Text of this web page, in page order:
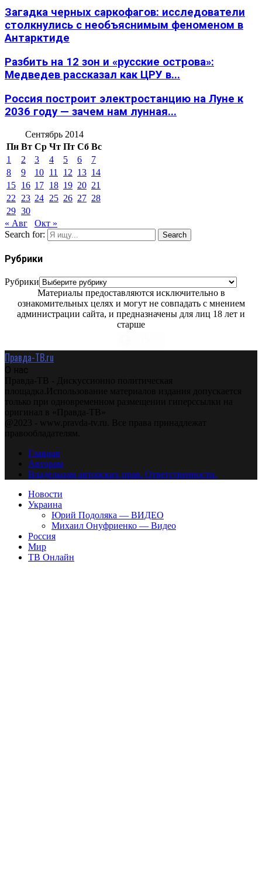
Загадка черных саркофагов: исследователи
столкнулись с необъяснимым феноменом в
Антарктиде
Разбить на 12 зон и «русские острова»:
Медведев рассказал как ЦРУ в...
Россия построит электростанцию на Луне к
2036 году — зачем нам лунная...
Сентябрь 2014
Пн Вт Ср Чт Пт Сб Вс
1
2 3 4 5 6
7
8
9 10 11 12 13 14
15 16 17 18 19 20 21
22
23 24 25 26 27 28
29 30
« Авг
Окт »
Search for:
Search
Рубрики
Рубрики
Материалы предоставляются исключительно в
ознакомительных целях и могут не совпадать с мнением
администрации сайта, и предназначены для лиц 18 лет и
старше
Правда-ТВ.ru
О нас
Правда-ТВ - Дискуссионно политическая
площадка.Использование материалов издания допускается
только при одновременном размещении гиперссылки на
оригинал в «Правда-ТВ»
@2023 - www.pravda-tv.ru. Все права принадлежат
правообладателям.
Главная
Авторам
Владельцам авторских прав. Ответственности.
Новости
Украина
Юрий Подоляка — ВИДЕО
Михаил Онуфриенко — Видео
Россия
Мир
ТВ Онлайн